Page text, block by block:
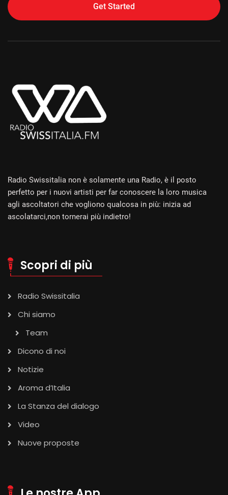
Get Started
Radio Swissitalia non è solamente una Radio, è il posto
perfetto per i nuovi artisti per far conoscere la loro musica
agli ascoltatori che vogliono qualcosa in più: inizia ad
ascolatarci,non tornerai più indietro!
Scopri di più
Radio Swissitalia
Chi siamo
Team
Dicono di noi
Notizie
Aroma d’Italia
La Stanza del dialogo
Video
Nuove proposte